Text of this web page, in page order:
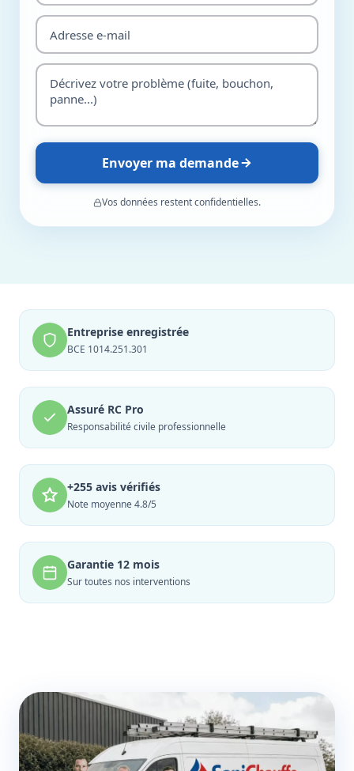
Envoyer ma demande
Vos données restent confidentielles.
Entreprise enregistrée
BCE 1014.251.301
Assuré RC Pro
Responsabilité civile professionnelle
+255 avis vérifiés
Note moyenne 4.8/5
Garantie 12 mois
Sur toutes nos interventions